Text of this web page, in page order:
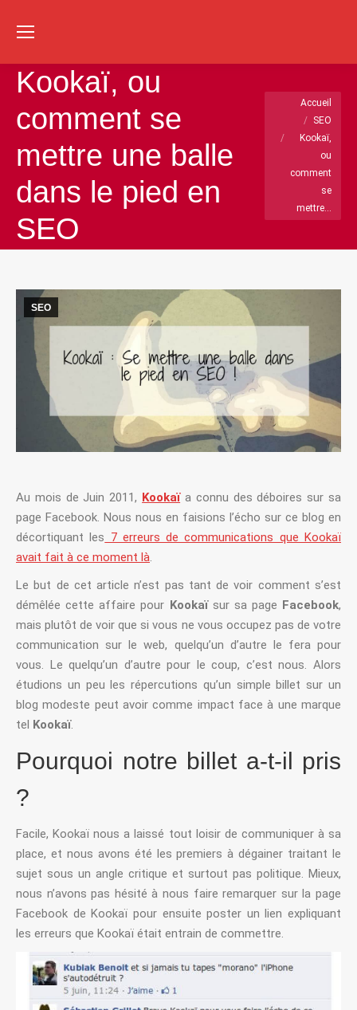
:
Kookaï, ou
comment se
mettre une balle
dans le pied en
SEO
Vous êtes ici :
Accueil
SEO
Kookaï,
ou
comment
se
mettre…
SEO
Au mois de Juin 2011, Kookaïa connu des déboires sur sa
page Facebook. Nous nous en faisions l’écho sur ce blog en
décortiquant les 7 erreurs de communications que Kookaï
avait fait à ce moment là.
Le but de cet article n’est pas tant de voir comment s’est
démêlée cette affaire pour Kookaïsur sa page Facebook,
mais plutôt de voir que si vous ne vous occupez pas de votre
communication sur le web, quelqu’un d’autre le fera pour
vous. Le quelqu’un d’autre pour le coup, c’est nous. Alors
étudions un peu les répercutions qu’un simple billet sur un
blog modeste peut avoir comme impact face à une marque
tel Kookaï.
Pourquoi notre billet a-t-il pris
?
Facile, Kookaï nous a laissé tout loisir de communiquer à sa
place, et nous avons été les premiers à dégainer traitant le
sujet sous un angle critique et surtout pas politique. Mieux,
nous n’avons pas hésité à nous faire remarquer sur la page
Facebook de Kookaï pour ensuite poster un lien expliquant
les erreurs que Kookaï était entrain de commettre.